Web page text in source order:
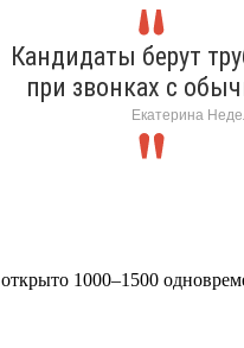
Кандидаты берут
при звонках с
Екатерина
открыто 1000–1500